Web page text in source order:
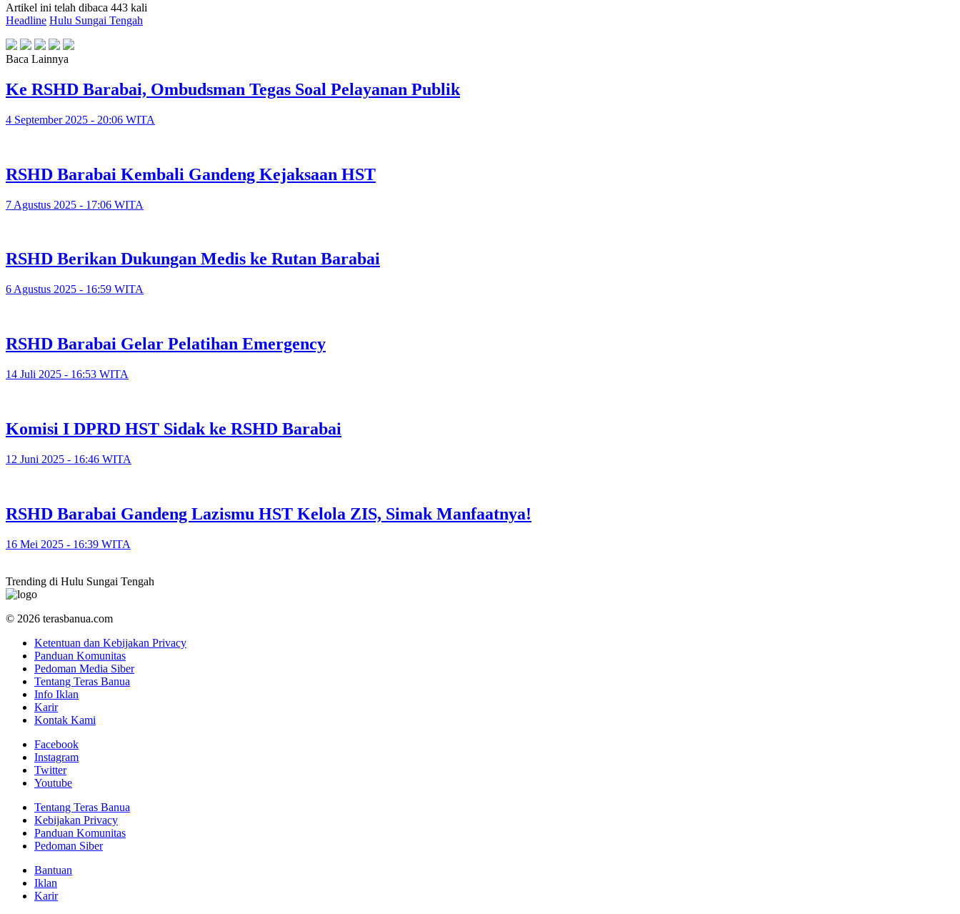
Artikel ini telah dibaca 443 kali
Headline Hulu Sungai Tengah
Baca Lainnya
Ke RSHD Barabai, Ombudsman Tegas Soal Pelayanan Publik
4 September 2025 - 20:06 WITA
RSHD Barabai Kembali Gandeng Kejaksaan HST
7 Agustus 2025 - 17:06 WITA
RSHD Berikan Dukungan Medis ke Rutan Barabai
6 Agustus 2025 - 16:59 WITA
RSHD Barabai Gelar Pelatihan Emergency
14 Juli 2025 - 16:53 WITA
Komisi I DPRD HST Sidak ke RSHD Barabai
12 Juni 2025 - 16:46 WITA
RSHD Barabai Gandeng Lazismu HST Kelola ZIS, Simak Manfaatnya!
16 Mei 2025 - 16:39 WITA
Trending di Hulu Sungai Tengah
© 2026 terasbanua.com
Ketentuan dan Kebijakan Privacy
Panduan Komunitas
Pedoman Media Siber
Tentang Teras Banua
Info Iklan
Karir
Kontak Kami
Facebook
Instagram
Twitter
Youtube
Tentang Teras Banua
Kebijakan Privacy
Panduan Komunitas
Pedoman Siber
Bantuan
Iklan
Karir